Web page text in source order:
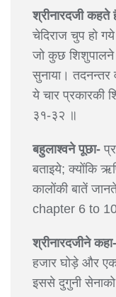
श्रीनारदजी कहते
चेदिराज चुप हो
जो कुछ शिशुपालने
सुनाया। तदनन्तर
ये चार प्रकारकी
३१-३२ ॥
बहुलाश्वने पूछा-
बताइये; क्योंकि
कालोंकी बातें
chapter 6 to
श्रीनारदजीने कहा-
हजार घोड़े और
इससे दुगुनी सेनाको